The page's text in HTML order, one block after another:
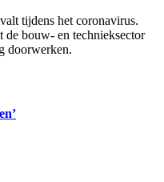
tijdens het coronavirus.
de bouw- en technieksector
doorwerken.